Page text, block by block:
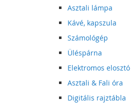
Asztali lámpa
Kávé, kapszula
Számológép
Üléspárna
Elektromos elosztó
Asztali & Fali óra
Digitális rajztábla